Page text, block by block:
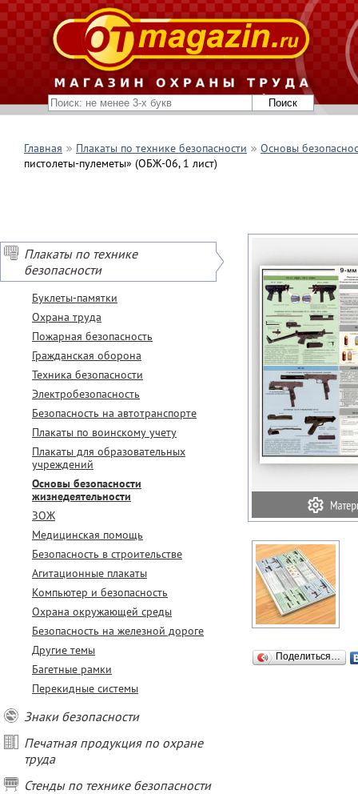
Главная Плакаты по технике безопасности
Основы
пистолеты-пулеметы» (ОБЖ-06, 1 лист)
Плакаты по технике
безопасности
Буклеты-памятки
Охрана труда
Пожарная безопасность
Гражданская оборона
Техника безопасности
Электробезопасность
Безопасность на автотранспорте
Плакаты по воинскому учету
Плакаты для образовательных
учреждений
Основы безопасности
жизнедеятельности
ЗОЖ
Медицинская помощь
Безопасность в строительстве
Агитационные плакаты
Компьютер и безопасность
Охрана окружающей среды
Безопасность на железной дороге
Другие темы
Багетные рамки
Перекидные системы
Знаки безопасности
Печатная продукция по охране
труда
Стенды по технике безопасности
Поделиться…